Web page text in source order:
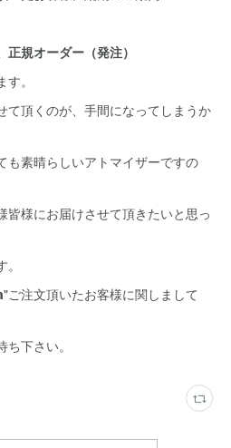
規オーダー（発注）
。
て頂くのが、手間になってしまうか
も素晴らしいアトマイザーですの
皆様にお届けさせて頂きたいと思っ
注文頂いたお客様に関しまして
下さい。